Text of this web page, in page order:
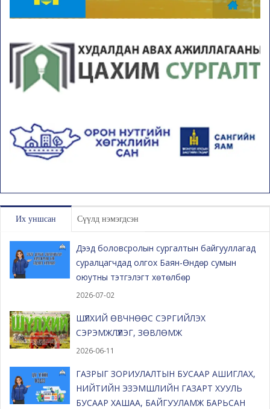
Их уншсан Сүүлд нэмэгдсэн
Дээд боловсролын сургалтын байгууллагад
суралцагчдад олгох Баян-Өндөр сумын
оюутны тэтгэлэгт хөтөлбөр
2026-07-02
ШҮЛХИЙ ӨВЧНӨӨС СЭРГИЙЛЭХ
СЭРЭМЖЛҮҮЛЭГ, ЗӨВЛӨМЖ
2026-06-11
ГАЗРЫГ ЗОРИУЛАЛТЫН БУСААР АШИГЛАХ,
НИЙТИЙН ЭЗЭМШЛИЙН ГАЗАРТ ХУУЛЬ
БУСААР ХАШАА, БАЙГУУЛАМЖ БАРЬСАН